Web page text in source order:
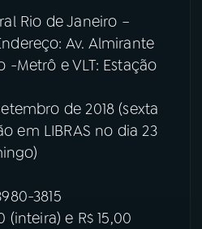
Rio de Janeiro –
Av. Almirante
-Metrô e VLT: Estação
de 2018 (sexta
em LIBRAS no dia 23
3815
(inteira) e R$ 15,00